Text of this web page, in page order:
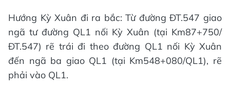
Hướng Kỳ Xuân đi ra bắc: Từ đường ĐT.547 giao
ngã tư đường QL1 nối Kỳ Xuân (tại Km87+750/
ĐT.547) rẽ trái đi theo đường QL1 nối Kỳ Xuân
đến ngã ba giao QL1 (tại Km548+080/QL1), rẽ
phải vào QL1.